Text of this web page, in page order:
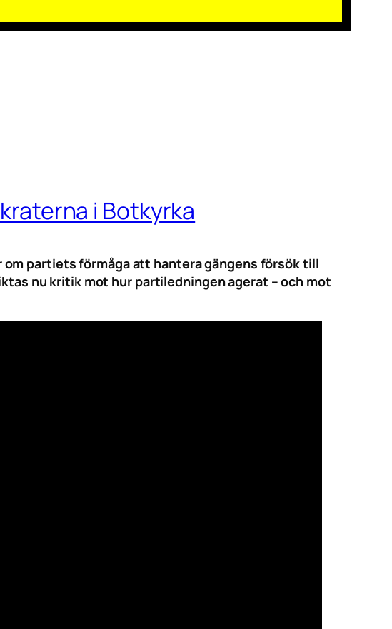
i Botkyrka
partiets förmåga att hantera gängens försök till
nu kritik mot hur partiledningen agerat – och mot